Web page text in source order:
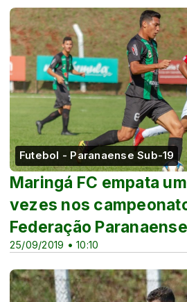
Futebol - Paranaense Sub-19
25/09/2019 • 10:10
Maringá FC empata
vezes nos
Federação Paranaense